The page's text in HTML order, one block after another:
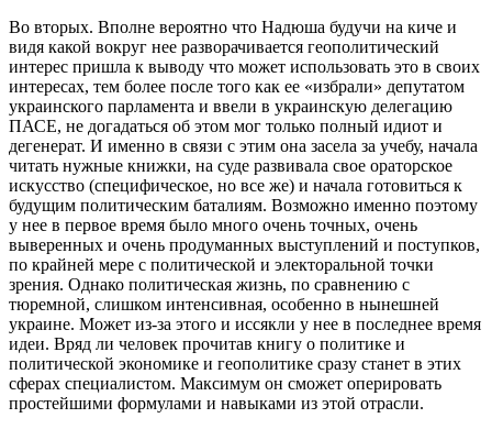
Во вторых. Вполне вероятно что Надюша будучи на киче и
видя какой вокруг нее разворачивается геополитический
интерес пришла к выводу что может использовать это в своих
интересах, тем более после того как ее «избрали» депутатом
украинского парламента и ввели в украинскую делегацию
ПАСЕ, не догадаться об этом мог только полный идиот и
дегенерат. И именно в связи с этим она засела за учебу, начала
читать нужные книжки, на суде развивала свое ораторское
искусство (специфическое, но все же) и начала готовиться к
будущим политическим баталиям. Возможно именно поэтому
у нее в первое время было много очень точных, очень
выверенных и очень продуманных выступлений и поступков,
по крайней мере с политической и электоральной точки
зрения. Однако политическая жизнь, по сравнению с
тюремной, слишком интенсивная, особенно в нынешней
украине. Может из-за этого и иссякли у нее в последнее время
идеи. Вряд ли человек прочитав книгу о политике и
политической экономике и геополитике сразу станет в этих
сферах специалистом. Максимум он сможет оперировать
простейшими формулами и навыками из этой отрасли.